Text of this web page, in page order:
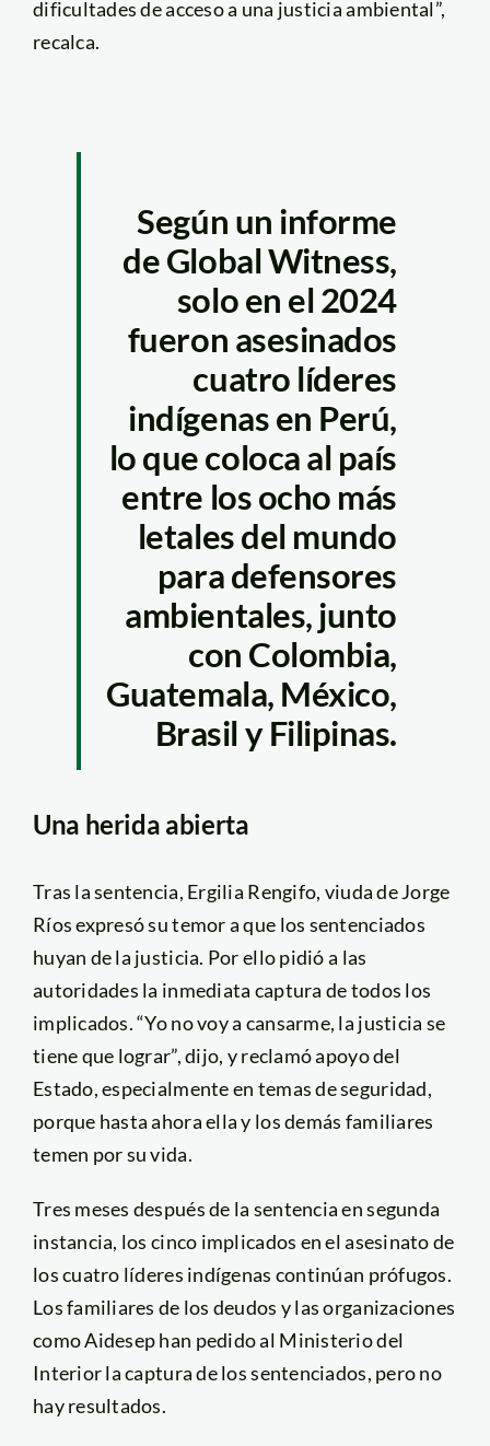
dificultades de acceso a una justicia ambiental”,
recalca.
Según un informe
de Global Witness,
solo en el 2024
fueron asesinados
cuatro líderes
indígenas en Perú,
lo que coloca al país
entre los ocho más
letales del mundo
para defensores
ambientales, junto
con Colombia,
Guatemala, México,
Brasil y Filipinas.
Una herida abierta
Tras la sentencia, Ergilia Rengifo, viuda de Jorge
Ríos expresó su temor a que los sentenciados
huyan de la justicia. Por ello pidió a las
autoridades la inmediata captura de todos los
implicados. “Yo no voy a cansarme, la justicia se
tiene que lograr”, dijo, y reclamó apoyo del
Estado, especialmente en temas de seguridad,
porque hasta ahora ella y los demás familiares
temen por su vida.
Tres meses después de la sentencia en segunda
instancia, los cinco implicados en el asesinato de
los cuatro líderes indígenas continúan prófugos.
Los familiares de los deudos y las organizaciones
como Aidesep han pedido al Ministerio del
Interior la captura de los sentenciados, pero no
hay resultados.